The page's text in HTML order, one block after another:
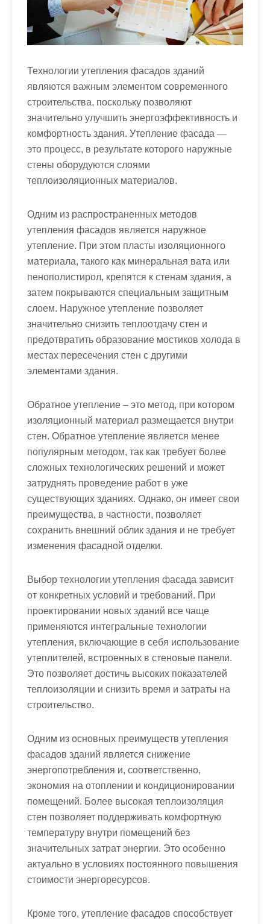
Технологии утепления фасадов зданий
являются важным элементом современного
строительства, поскольку позволяют
значительно улучшить энергоэффективность и
комфортность здания. Утепление фасада —
это процесс, в результате которого наружные
стены оборудуются слоями
теплоизоляционных материалов.
Одним из распространенных методов
утепления фасадов является наружное
утепление. При этом пласты изоляционного
материала, такого как минеральная вата или
пенополистирол, крепятся к стенам здания, а
затем покрываются специальным защитным
слоем. Наружное утепление позволяет
значительно снизить теплоотдачу стен и
предотвратить образование мостиков холода в
местах пересечения стен с другими
элементами здания.
Обратное утепление – это метод, при котором
изоляционный материал размещается внутри
стен. Обратное утепление является менее
популярным методом, так как требует более
сложных технологических решений и может
затруднять проведение работ в уже
существующих зданиях. Однако, он имеет свои
преимущества, в частности, позволяет
сохранить внешний облик здания и не требует
изменения фасадной отделки.
Выбор технологии утепления фасада зависит
от конкретных условий и требований. При
проектировании новых зданий все чаще
применяются интегральные технологии
утепления, включающие в себя использование
утеплителей, встроенных в стеновые панели.
Это позволяет достичь высоких показателей
теплоизоляции и снизить время и затраты на
строительство.
Одним из основных преимуществ утепления
фасадов зданий является снижение
энергопотребления и, соответственно,
экономия на отоплении и кондиционировании
помещений. Более высокая теплоизоляция
стен позволяет поддерживать комфортную
температуру внутри помещений без
значительных затрат энергии. Это особенно
актуально в условиях постоянного повышения
стоимости энергоресурсов.
Кроме того, утепление фасадов способствует